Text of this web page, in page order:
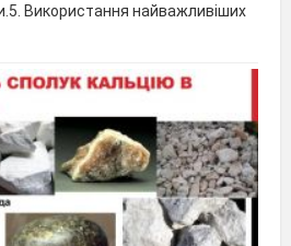
Використання найважливіших